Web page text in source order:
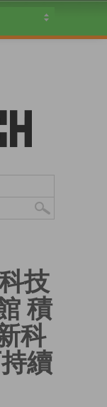
技
積
科
續